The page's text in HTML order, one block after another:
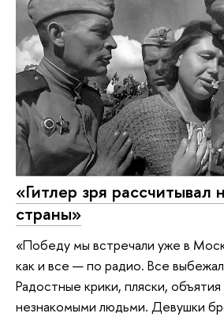
«Гитлер зря рассчитывал
страны»
«Победу мы встречали уже в
как и все — по радио. Все
Радостные крики, пляски,
незнакомыми людьми. Девушки